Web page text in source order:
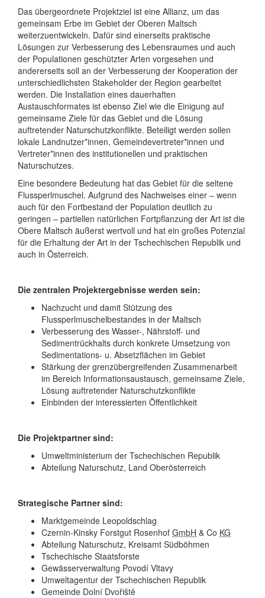
Das übergeordnete Projektziel ist eine Allianz, um das
gemeinsam Erbe im Gebiet der Oberen Maltsch
weiterzuentwickeln. Dafür sind einerseits praktische
Lösungen zur Verbesserung des Lebensraumes und auch
der Populationen geschützter Arten vorgesehen und
andererseits soll an der Verbesserung der Kooperation der
unterschiedlichsten Stakeholder der Region gearbeitet
werden. Die Installation eines dauerhaften
Austauschformates ist ebenso Ziel wie die Einigung auf
gemeinsame Ziele für das Gebiet und die Lösung
auftretender Naturschutzkonflikte. Beteiligt werden sollen
lokale Landnutzer*innen, Gemeindevertreter*innen und
Vertreter*innen des institutionellen und praktischen
Naturschutzes.
Eine besondere Bedeutung hat das Gebiet für die seltene
Flussperlmuschel. Aufgrund des Nachweises einer – wenn
auch für den Fortbestand der Population deutlich zu
geringen – partiellen natürlichen Fortpflanzung der Art ist die
Obere Maltsch äußerst wertvoll und hat ein großes Potenzial
für die Erhaltung der Art in der Tschechischen Republik und
auch in Österreich.
Die zentralen Projektergebnisse werden sein:
Nachzucht und damit Stützung des
Flussperlmuschelbestandes in der Maltsch
Verbesserung des Wasser-, Nährstoff- und
Sedimentrückhalts durch konkrete Umsetzung von
Sedimentations- u. Absetzflächen im Gebiet
Stärkung der grenzübergreifenden Zusammenarbeit
im Bereich Informationsaustausch, gemeinsame Ziele,
Lösung auftretender Naturschutzkonflikte
Einbinden der interessierten Öffentlichkeit
Die Projektpartner sind:
Umweltministerium der Tschechischen Republik
Abteilung Naturschutz, Land Oberösterreich
Strategische Partner sind:
Marktgemeinde Leopoldschlag
Czernin-Kinsky Forstgut Rosenhof GmbH & Co KG
Abteilung Naturschutz, Kreisamt Südböhmen
Tschechische Staatsforste
Gewässerverwaltung Povodí Vltavy
Umweltagentur der Tschechischen Republik
Gemeinde Dolní Dvořiště